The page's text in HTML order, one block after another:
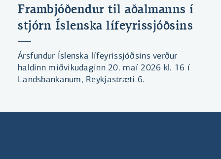
Frambjóðendur til aðalmanns í
stjórn Íslenska lífeyrissjóðsins
Ársfundur Íslenska lífeyrissjóðsins verður
haldinn miðvikudaginn 20. maí 2026 kl. 16 í
Landsbankanum, Reykjastræti 6.